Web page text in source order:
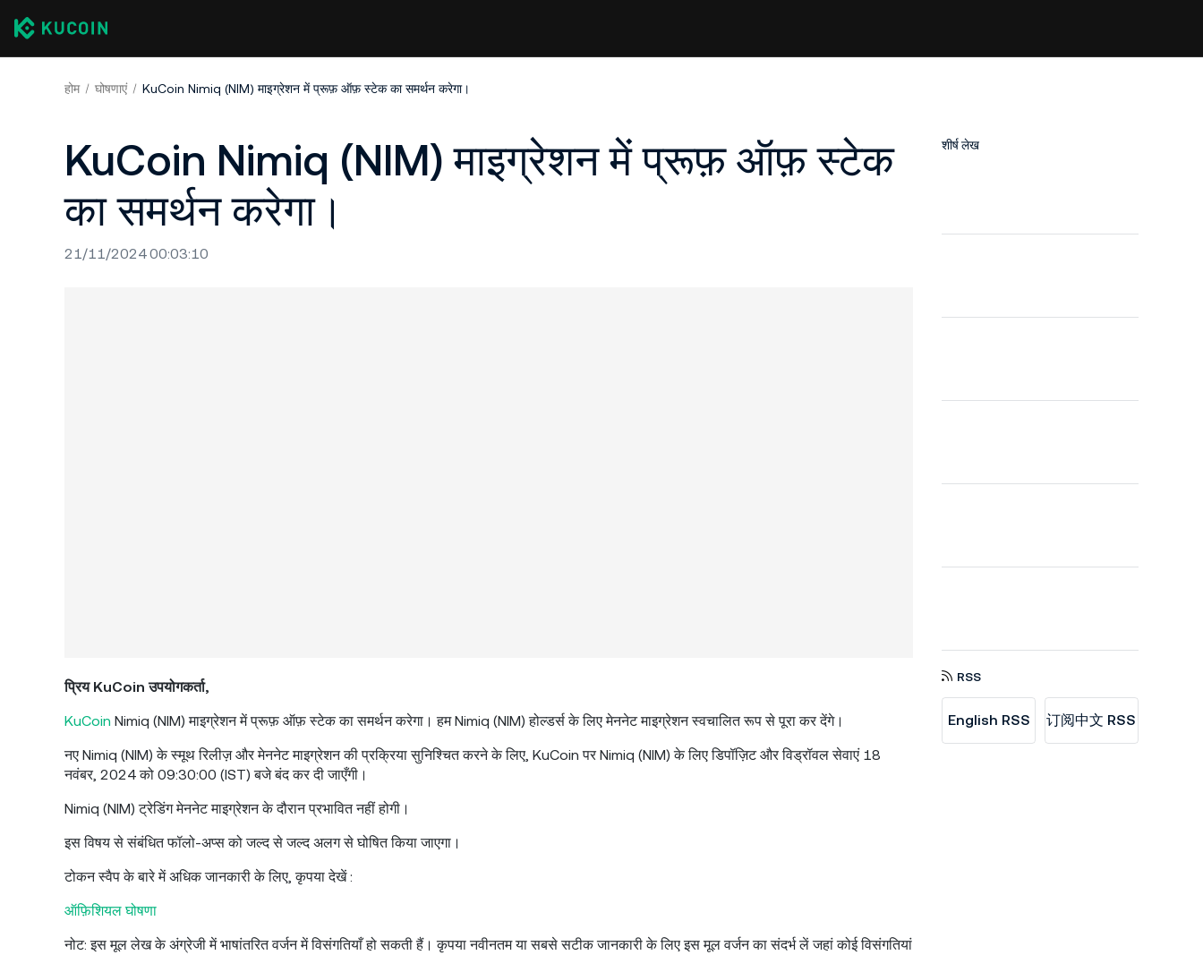
होम घोषणाएं KuCoin Nimiq (NIM) माइग्रेशन में प्रूफ़ ऑफ़ स्टेक का समर्थन करेगा।
KuCoin Nimiq (NIM) माइग्रेशन में प्रूफ़ ऑफ़ स्टेक
का समर्थन करेगा।
21/11/2024 00:03:10
प्रिय KuCoin उपयोगकर्ता,
KuCoin Nimiq (NIM) माइग्रेशन में प्रूफ़ ऑफ़ स्टेक का समर्थन करेगा। हम Nimiq (NIM) होल्डर्स के लिए मेननेट माइग्रेशन स्वचालित रूप से पूरा कर देंगे।
नए Nimiq (NIM) के स्मूथ रिलीज़ और मेननेट माइग्रेशन की प्रक्रिया सुनिश्चित करने के लिए, KuCoin पर Nimiq (NIM) के लिए डिपॉज़िट और विड्रॉवल सेवाएं 18
नवंबर, 2024 को 09:30:00 (IST) बजे बंद कर दी जाएँगी।
Nimiq (NIM) ट्रेडिंग मेननेट माइग्रेशन के दौरान प्रभावित नहीं होगी।
इस विषय से संबंधित फॉलो-अप्स को जल्द से जल्द अलग से घोषित किया जाएगा।
टोकन स्वैप के बारे में अधिक जानकारी के लिए, कृपया देखें :
ऑफ़िशियल घोषणा
नोट: इस मूल लेख के अंग्रेजी में भाषांतरित वर्जन में विसंगतियाँ हो सकती हैं। कृपया नवीनतम या सबसे सटीक जानकारी के लिए इस मूल वर्जन का संदर्भ लें जहां कोई विसंगतियां
शीर्ष लेख
RSS
English RSS 订阅中文 RSS